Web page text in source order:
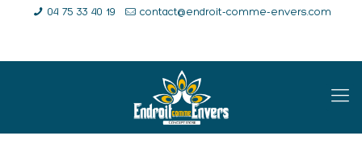
04 75 33 40 19 contact@endroit-comme-envers.com